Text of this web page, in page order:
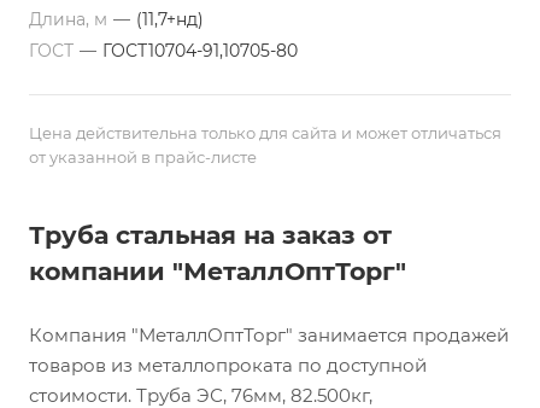
Длина, м — (11,7+нд)
ГОСТ — ГОСТ10704-91,10705-80
Цена действительна только для сайта и может отличаться
от указанной в прайс-листе
Труба стальная на заказ от
компании "МеталлОптТорг"
Компания "МеталлОптТорг" занимается продажей
товаров из металлопроката по доступной
стоимости. Труба ЭС, 76мм, 82.500кг,